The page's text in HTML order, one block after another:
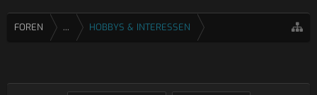
FOREN ... HOBBYS & INTERESSEN